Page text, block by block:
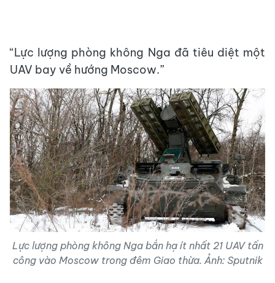
“Lực lượng phòng không Nga đã tiêu diệt một
UAV bay về hướng Moscow.”
Lực lượng phòng không Nga bắn hạ ít nhất 21 UAV tấn
công vào Moscow trong đêm Giao thừa. Ảnh: Sputnik